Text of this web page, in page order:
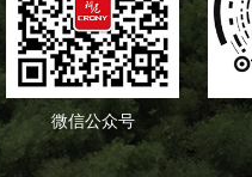
微信公众号